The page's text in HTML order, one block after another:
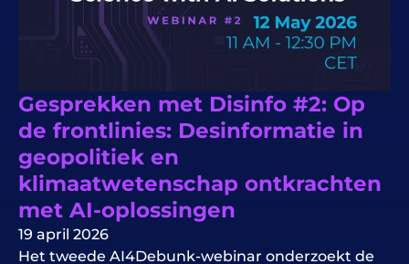
Gesprekken met Disinfo #2: Op
de frontlinies: Desinformatie in
geopolitiek en
klimaatwetenschap ontkrachten
met AI-oplossingen
19 april 2026
Het tweede AI4Debunk-webinar onderzoekt de